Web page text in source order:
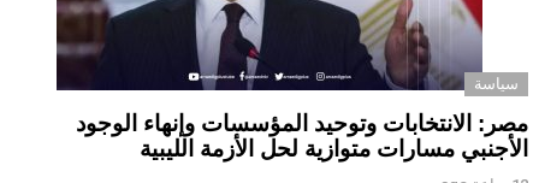
سياسة
مصر: الانتخابات وتوحيد المؤسسات وإنهاء الوجود
الأجنبي مسارات متوازية لحل الأزمة الليبية